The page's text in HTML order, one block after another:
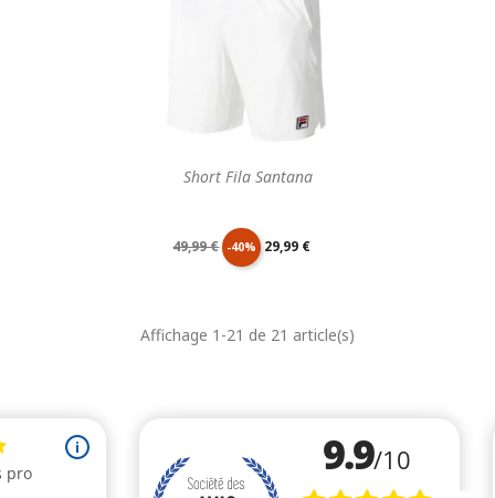
Short Fila Santana
Prix
base
49,99 € -40% Prix
29,99 €
Affichage 1-21 de 21 article(s)